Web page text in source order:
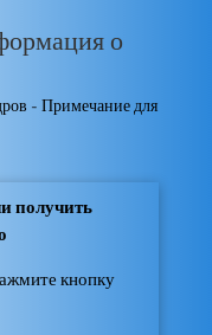
о
- Примечание для
получить
кнопку